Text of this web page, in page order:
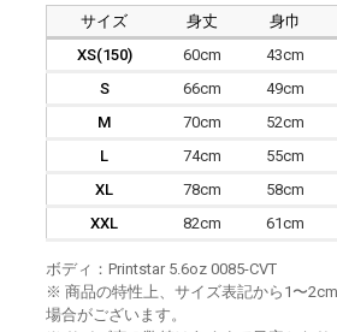
サイズ 身丈 身巾
XS(150)
60cm 43cm
S
66cm 49cm
M
70cm 52cm
L
74cm 55cm
XL
78cm 58cm
XXL
82cm 61cm
ボディ：Printstar 5.6oz 0085-CVT
※ 商品の特性上、サイズ表記から1〜
場合がございます。